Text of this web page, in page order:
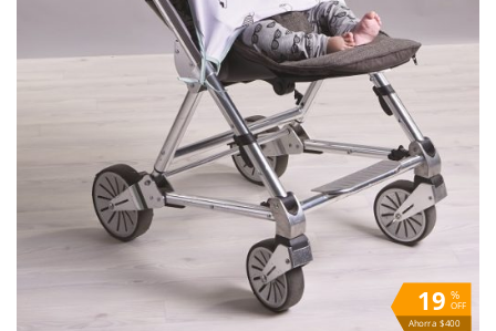
%
OFF
19
Ahorra $400